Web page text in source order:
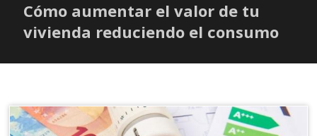
Cómo aumentar el valor de tu
vivienda reduciendo el consumo